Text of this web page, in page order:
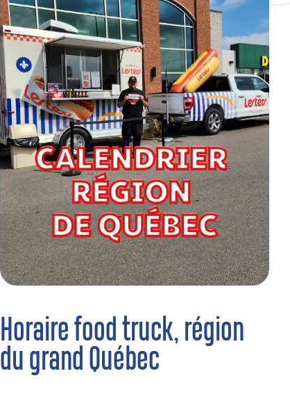
Horaire food truck, région
du grand Québec